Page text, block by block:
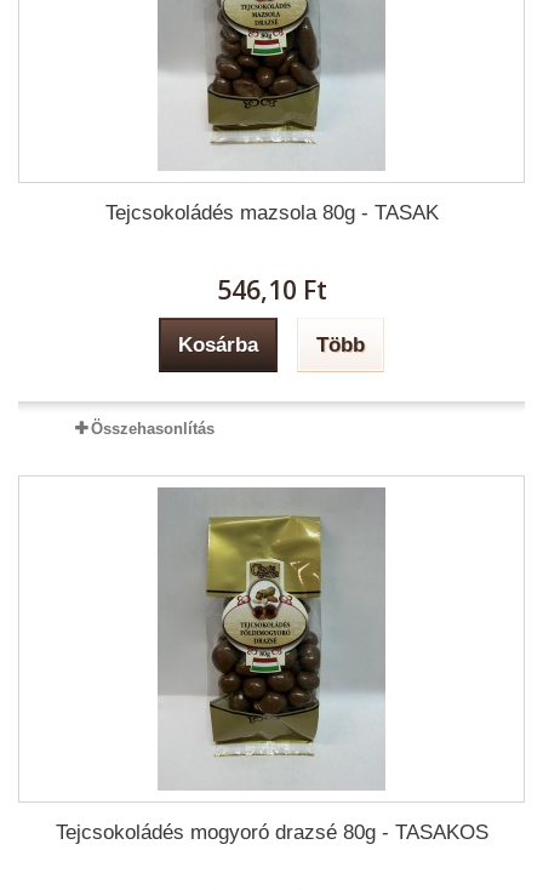
Tejcsokoládés mazsola 80g - TASAK
546,10 Ft‎
Kosárba Több
Összehasonlítás
Tejcsokoládés mogyoró drazsé 80g - TASAKOS